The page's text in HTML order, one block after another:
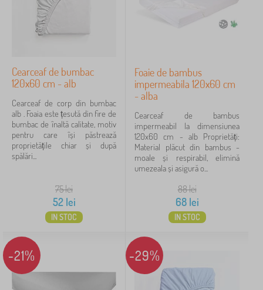
Cearceaf de bumbac
120x60 cm - alb
Cearceaf de corp din bumbac
alb . Foaia este țesută din fire de
bumbac de înaltă calitate, motiv
pentru care își păstrează
proprietățile chiar și după
spălări...
75lei
52lei
IN STOC
Foaie de bambus
impermeabila 120x60 cm
- alba
Cearceaf de bambus
impermeabil la dimensiunea
120x60 cm - alb Proprietăți:
Material plăcut din bambus -
moale și respirabil, elimină
umezeala și asigură o...
88lei
68lei
IN STOC
-21% -29%